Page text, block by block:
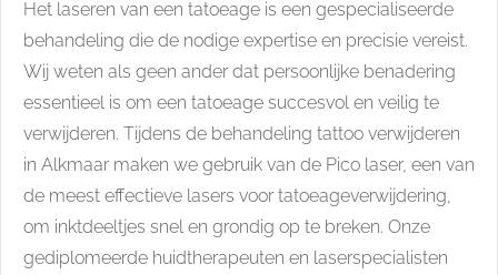
Het laseren van een tatoeage is een gespecialiseerde
behandeling die de nodige expertise en precisie vereist.
Wij weten als geen ander dat persoonlijke benadering
essentieel is om een tatoeage succesvol en veilig te
verwijderen. Tijdens de behandeling tattoo verwijderen
in Alkmaar maken we gebruik van de Pico laser, een van
de meest effectieve lasers voor tatoeageverwijdering,
om inktdeeltjes snel en grondig op te breken. Onze
gediplomeerde huidtherapeuten en laserspecialisten